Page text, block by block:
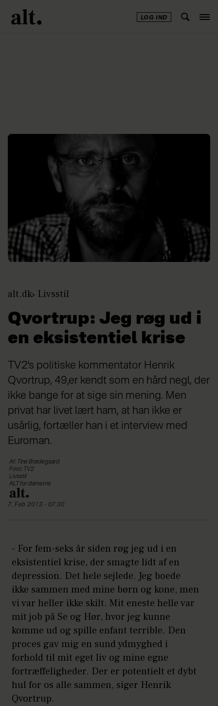
LOG IND
alt.dk Livsstil
Qvortrup: Jeg røg ud i
en eksistentiel krise
TV2's politiske kommentator Henrik
Qvortrup, 49,er kendt som en hård negl, der
ikke bange for at sige sin mening. Men
privat har livet lært ham, at han ikke er
usårlig, fortæller han i et interview med
Euroman.
Af: Tine Brødegaard
Foto: TV2
Livsstil
ALT for damerne
7. Feb 2013 - 07:30
- For fem-seks år siden røg jeg ud i en
eksistentiel krise, der smagte lidt af en
depression. Det hele sejlede. Jeg boede
ikke sammen med mine børn og kone, men
vi var heller ikke skilt. Mit eneste helle var
mit job på Se og Hør, hvor jeg kunne
komme ud og spille enfant terrible. Den
proces gav mig en sund ydmyghed i
forhold til mit eget liv og mine egne
fortræffeligheder. Der er potentielt et dybt
hul for os alle sammen, siger Henrik
Qvortrup.